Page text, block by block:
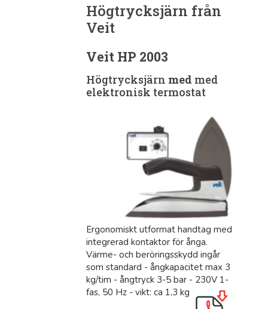
Högtrycksjärn från
Veit
Veit HP 2003
Högtrycksjärn med med
elektronisk termostat
Ergonomiskt utformat handtag med
integrerad kontaktor för ånga.
Värme- och beröringsskydd ingår
som standard - ångkapacitet max 3
kg/tim - ångtryck 3-5 bar - 230V 1-
fas, 50 Hz - vikt: ca 1,3 kg